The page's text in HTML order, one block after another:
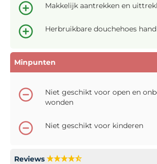
Makkelijk aantrekken en
Herbruikbare douchehoes hand
Minpunten
Niet geschikt voor open en
wonden
Niet geschikt voor kinderen
Reviews